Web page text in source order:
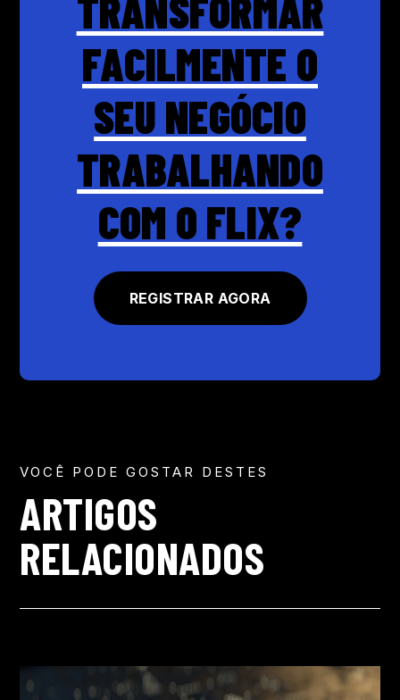
TRANSFORMAR
FACILMENTE O
SEU NEGÓCIO
TRABALHANDO
COM O FLIX?
REGISTRAR AGORA
VOCÊ PODE GOSTAR DESTES
ARTIGOS
RELACIONADOS